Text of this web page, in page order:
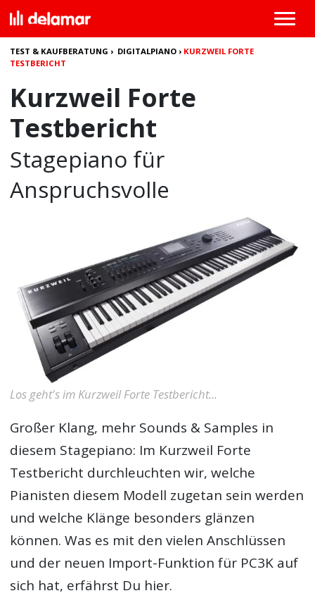
TEST & KAUFBERATUNG › DIGITALPIANO › KURZWEIL FORTE
TESTBERICHT
Kurzweil Forte
Testbericht
Stagepiano für
Anspruchsvolle
Los geht's im Kurzweil Forte Testbericht...
Großer Klang, mehr Sounds & Samples in
diesem Stagepiano: Im Kurzweil Forte
Testbericht durchleuchten wir, welche
Pianisten diesem Modell zugetan sein werden
und welche Klänge besonders glänzen
können. Was es mit den vielen Anschlüssen
und der neuen Import-Funktion für PC3K auf
sich hat, erfährst Du hier.